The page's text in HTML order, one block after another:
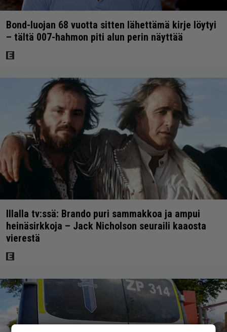
Bond-luojan 68 vuotta sitten lähettämä kirje löytyi
– tältä 007-hahmon piti alun perin näyttää
Illalla tv:ssä: Brando puri sammakkoa ja ampui
heinäsirkkoja – Jack Nicholson seuraili kaaosta
vierestä